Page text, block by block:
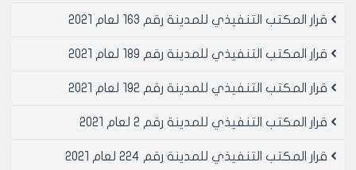
قرار المكتب التنفيذي للمدينة رقم 163 لعام 2021
قرار المكتب التنفيذي للمدينة رقم 189 لعام 2021
قرار المكتب التنفيذي للمدينة رقم 192 لعام 2021
قرار المكتب التنفيذي للمدينة رقم 2 لعام 2021
قرار المكتب التنفيذي للمدينة رقم 224 لعام 2021